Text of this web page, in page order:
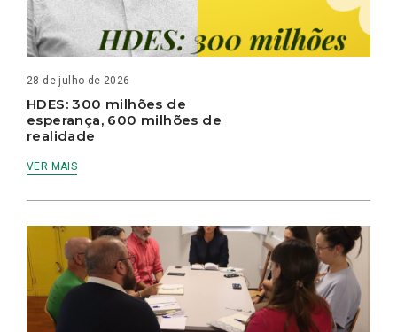
28 de julho de 2026
HDES: 300 milhões de
esperança, 600 milhões de
realidade
VER MAIS